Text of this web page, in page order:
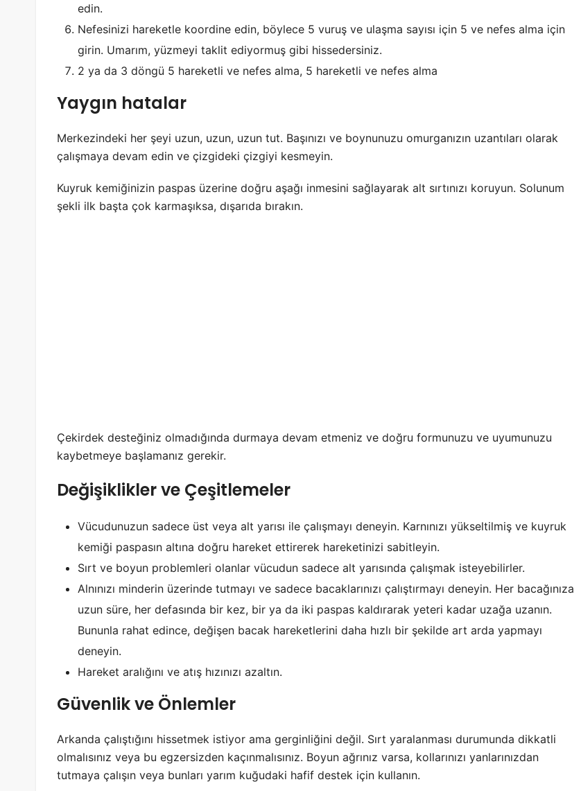
edin.
Nefesinizi hareketle koordine edin, böylece 5 vuruş ve ulaşma sayısı için 5 ve nefes alma için
girin. Umarım, yüzmeyi taklit ediyormuş gibi hissedersiniz.
2 ya da 3 döngü 5 hareketli ve nefes alma, 5 hareketli ve nefes alma
Yaygın hatalar
Merkezindeki her şeyi uzun, uzun, uzun tut. Başınızı ve boynunuzu omurganızın uzantıları olarak
çalışmaya devam edin ve çizgideki çizgiyi kesmeyin.
Kuyruk kemiğinizin paspas üzerine doğru aşağı inmesini sağlayarak alt sırtınızı koruyun. Solunum
şekli ilk başta çok karmaşıksa, dışarıda bırakın.
Çekirdek desteğiniz olmadığında durmaya devam etmeniz ve doğru formunuzu ve uyumunuzu
kaybetmeye başlamanız gerekir.
Değişiklikler ve Çeşitlemeler
Vücudunuzun sadece üst veya alt yarısı ile çalışmayı deneyin. Karnınızı yükseltilmiş ve kuyruk
kemiği paspasın altına doğru hareket ettirerek hareketinizi sabitleyin.
Sırt ve boyun problemleri olanlar vücudun sadece alt yarısında çalışmak isteyebilirler.
Alnınızı minderin üzerinde tutmayı ve sadece bacaklarınızı çalıştırmayı deneyin. Her bacağınıza
uzun süre, her defasında bir kez, bir ya da iki paspas kaldırarak yeteri kadar uzağa uzanın.
Bununla rahat edince, değişen bacak hareketlerini daha hızlı bir şekilde art arda yapmayı
deneyin.
Hareket aralığını ve atış hızınızı azaltın.
Güvenlik ve Önlemler
Arkanda çalıştığını hissetmek istiyor ama gerginliğini değil. Sırt yaralanması durumunda dikkatli
olmalısınız veya bu egzersizden kaçınmalısınız. Boyun ağrınız varsa, kollarınızı yanlarınızdan
tutmaya çalışın veya bunları yarım kuğudaki hafif destek için kullanın.